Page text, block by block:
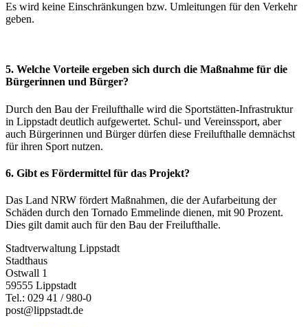
Es wird keine Einschränkungen bzw. Umleitungen für den Verkehr
geben.
5. Welche Vorteile ergeben sich durch die Maßnahme für die
Bürgerinnen und Bürger?
Durch den Bau der Freilufthalle wird die Sportstätten-Infrastruktur
in Lippstadt deutlich aufgewertet. Schul- und Vereinssport, aber
auch Bürgerinnen und Bürger dürfen diese Freilufthalle demnächst
für ihren Sport nutzen.
6. Gibt es Fördermittel für das Projekt?
Das Land NRW fördert Maßnahmen, die der Aufarbeitung der
Schäden durch den Tornado Emmelinde dienen, mit 90 Prozent.
Dies gilt damit auch für den Bau der Freilufthalle.
Stadtverwaltung Lippstadt
Stadthaus
Ostwall 1
59555 Lippstadt
Tel.: 029 41 / 980-0
post@lippstadt.de